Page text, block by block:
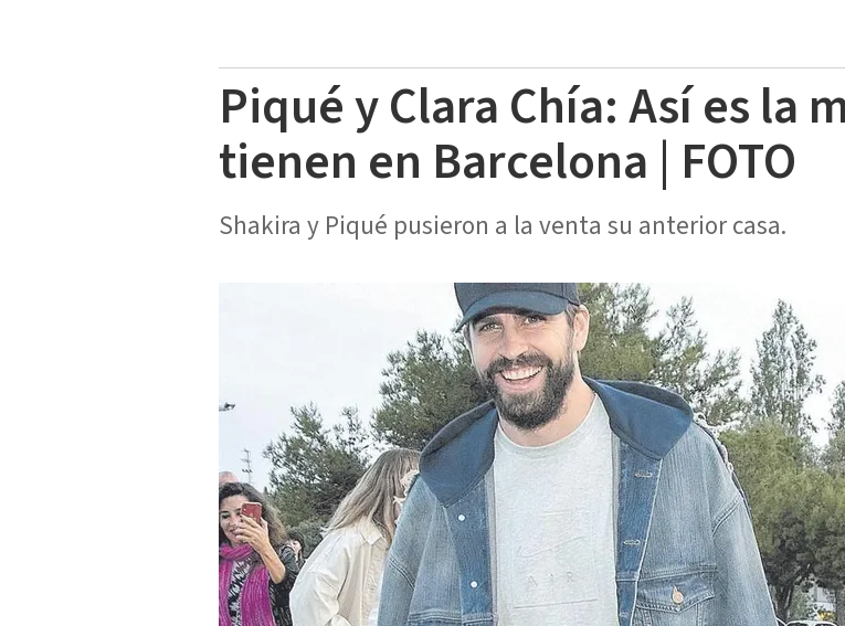
Piqué y Clara Chía: Así es la
tienen en Barcelona | FOTO
Shakira y Piqué pusieron a la venta su anterior casa.